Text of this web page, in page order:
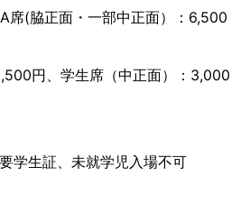
席(脇正面・一部中正面）：6,500
円、学生席（中正面）：3,000
学生証、未就学児入場不可